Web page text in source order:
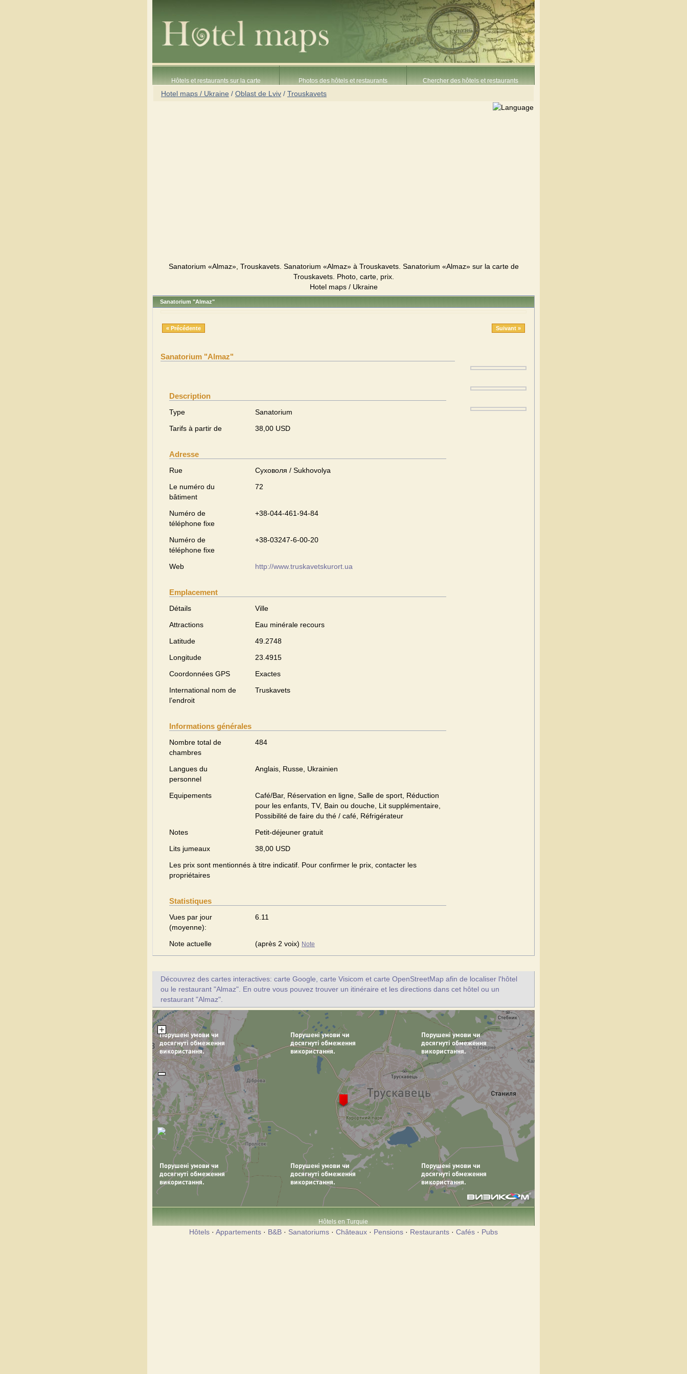
Hôtels et restaurants sur la carte Photos des hôtels et restaurants Chercher des hôtels et restaurants
Hotel maps / Ukraine / Oblast de Lviv / Trouskavets
Sanatorium «Almaz», Trouskavets. Sanatorium «Almaz» à Trouskavets. Sanatorium «Almaz» sur la carte de
Trouskavets. Photo, carte, prix.
Hotel maps / Ukraine
Sanatorium "Almaz"
« Précédente Suivant »
Sanatorium "Almaz"
Description
Type
Sanatorium
Tarifs à partir de
38,00 USD
Adresse
Rue
Суховоля / Sukhovolya
Le numéro du
bâtiment
72
Numéro de
téléphone fixe
+38-044-461-94-84
Numéro de
téléphone fixe
+38-03247-6-00-20
Web http://www.truskavetskurort.ua
Emplacement
Détails
Ville
Attractions
Eau minérale recours
Latitude
49.2748
Longitude
23.4915
Coordonnées GPS
Exactes
International nom de
l’endroit
Truskavets
Informations générales
Nombre total de
chambres
484
Langues du
personnel
Anglais, Russe, Ukrainien
Equipements
Café/Bar, Réservation en ligne, Salle de sport, Réduction
pour les enfants, TV, Bain ou douche, Lit supplémentaire,
Possibilité de faire du thé / café, Réfrigérateur
Notes
Petit-déjeuner gratuit
Lits jumeaux
38,00 USD
Les prix sont mentionnés à titre indicatif. Pour confirmer le prix, contacter les
propriétaires
Statistiques
Vues par jour
(moyenne):
6.11
Note actuelle (après 2 voix) Note
Découvrez des cartes interactives: carte Google, carte Visicom et carte OpenStreetMap afin de localiser l'hôtel
ou le restaurant "Almaz". En outre vous pouvez trouver un itinéraire et les directions dans cet hôtel ou un
restaurant "Almaz".
Hôtels en Turquie
Hôtels · Appartements · B&B · Sanatoriums · Châteaux · Pensions · Restaurants · Cafés · Pubs